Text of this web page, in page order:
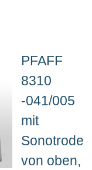
PFAFF
8310
-041/005
mit
Sonotrode
von oben,